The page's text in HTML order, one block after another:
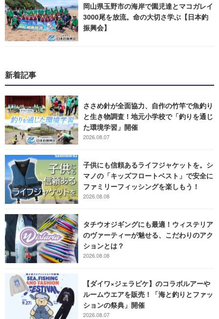
岡山県玉野市の海岸で園児達とマコガレイ
3000尾を放流。命の大切さ学ぶ【日本釣
振興会】
新着記事
ささめ針が全面協力、自作の竹竿で魚釣り
と生き物調査！地元小学校で「釣りを通じ
た環境学習」開催
2026.08.07
子供にも信頼あるライフジャケットを。シ
マノの「キッズフロートベスト」で安全に
ファミリーフィッシングを楽しもう！
2026.08.08
タチウオジギングにも最適！ウィステリア
のヴァーティーが魅せる、こだわりのアク
ションとは？
2026.08.08
【ダイワ×ジェラピケ】のコラボルアーや
ルームウエアを販売！「海と釣りとファッ
ションの祭典」開催
2026.08.07